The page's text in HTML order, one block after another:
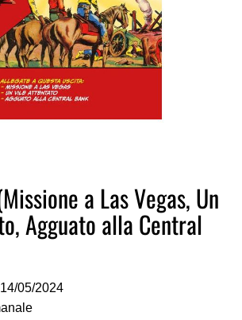
a Las Vegas, Un
Agguato alla Central
05/2024